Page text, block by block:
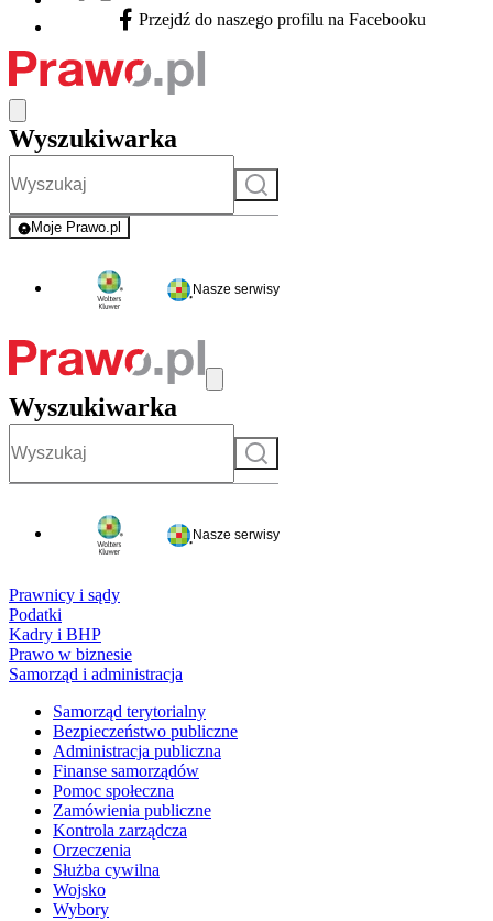
Facebook - otwiera się w nowej karcie
Przejdź do naszego profilu na Facebooku
Wyszukiwarka
Szukaj
Moje Prawo.pl
- rejestracja i logowanie do serwisu
Nasze serwisy
Wyszukiwarka
Szukaj
Nasze serwisy
Prawnicy i sądy
Podatki
Kadry i BHP
Prawo w biznesie
Samorząd i administracja
Samorząd terytorialny
Bezpieczeństwo publiczne
Administracja publiczna
Finanse samorządów
Pomoc społeczna
Zamówienia publiczne
Kontrola zarządcza
Orzeczenia
Służba cywilna
Wojsko
Wybory